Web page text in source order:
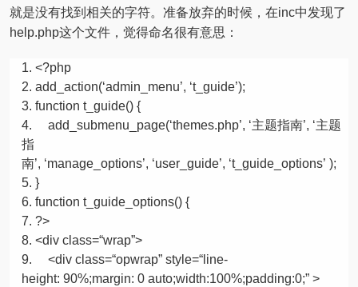
就是没有找到相关的字符。准备放弃的时候，在inc中发现了
help.php这个文件，觉得命名很有意思：
<?php
add_action(‘admin_menu’, ‘t_guide’);
function t_guide() {
add_submenu_page(‘themes.php’, ‘主题指南’, ‘主题
指
南’, ‘manage_options’, ‘user_guide’, ‘t_guide_options’ );
}
function t_guide_options() {
?>
<div class=“wrap”>
<div class=“opwrap”style=“line-
height: 90%;margin: 0 auto;width:100%;padding:0;”>